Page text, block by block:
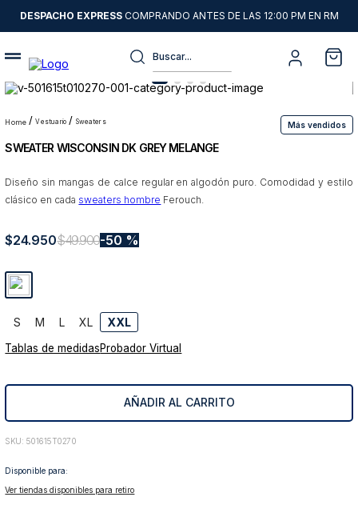
DESPACHO EXPRESSCOMPRANDO ANTES DE LAS 12:00 PM EN RM
Buscar...
vestuario sweaters Más vendidos
SWEATER WISCONSIN DK GREY MELANGE
Diseño sin mangas de calce regular en algodón puro. Comodidad y estilo
clásico en cada sweaters hombre Ferouch.
$24.950$49.900 50 %
S M L XL XXL
Tablas de medidasProbador Virtual
AÑADIR AL CARRITO
: 501615T0270
Disponible para:
Ver tiendas disponibles para retiro
1.
sweater
2.
chaquetas
3.
camisas
pantalon
5.
chaqueta cuero
7.
8
blazer
9.
poleron